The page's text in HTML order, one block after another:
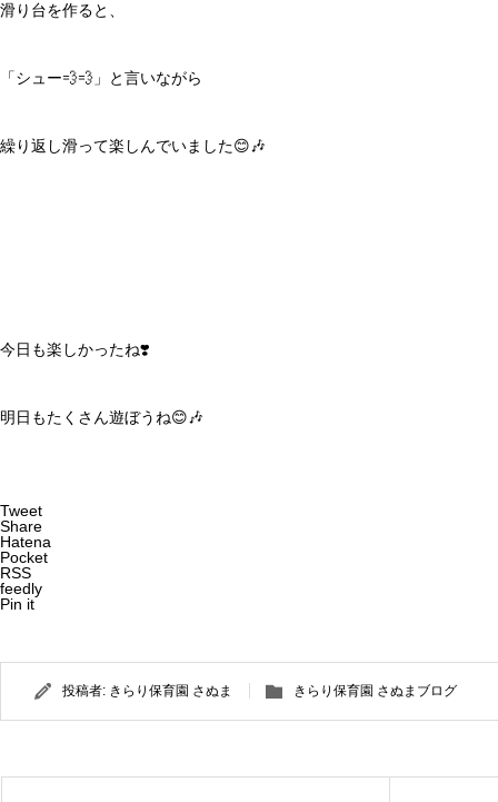
滑り台を作ると、
「シュー💨💨」と言いながら
繰り返し滑って楽しんでいました😊🎶
今日も楽しかったね❣️
明日もたくさん遊ぼうね😊🎶
Tweet
Share
Hatena
Pocket
RSS
feedly
Pin it
投稿者: きらり保育園 さぬま きらり保育園 さぬまブログ